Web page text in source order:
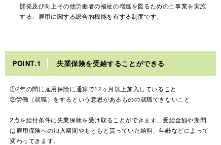
開発及び向上その他労働者の福祉の増進を図るためのニ事業を実施
する、雇用に関する総合的機能を有する制度です。
POINT.1 失業保険を受給することができる
①2年の間に雇用保険に通算で12ヶ月以上加入していること
②労働（就職）をするという意思があるものの就職できないこと
2点を給付条件に失業保険を受け取ることができます。受給金額や期間
は雇用保険への加入期間やもともと貰っていた給料、年齢などによって
変わってきます。